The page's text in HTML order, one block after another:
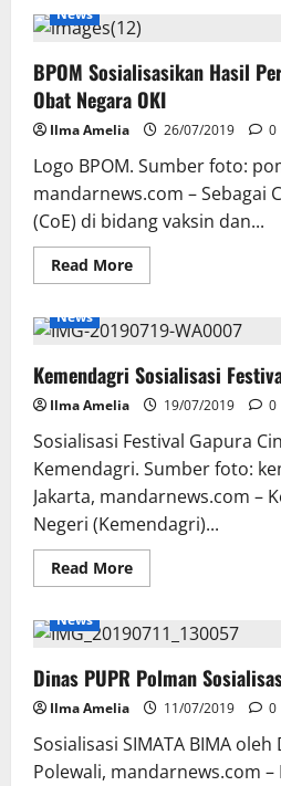
Helat
Sosialiasi
WNI
di
LN
News
BPOM Sosialisasikan Hasil
Obat Negara OKI
Ilma Amelia 26/07/2019 0
Logo BPOM. Sumber foto:
mandarnews.com – Sebagai
(CoE) di bidang vaksin dan...
Read MoreRead
more
Sosialisasikan
Hasil
Regulatori
Obat
Negara
News
Kemendagri Sosialisasi
Ilma Amelia 19/07/2019 0
Sosialisasi Festival Gapura
Kemendagri. Sumber foto:
Jakarta, mandarnews.com –
Negeri (Kemendagri)...
Read MoreRead
more
Sosialisasi
Festival
Cinta
Negeri
News
Dinas PUPR Polman
Ilma Amelia 11/07/2019 0
Sosialisasi SIMATA BIMA
Polewali, mandarnews.com –